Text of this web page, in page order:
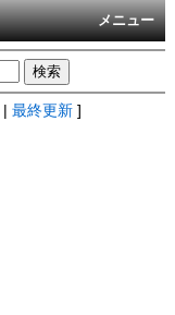
メニュー
最終更新 ]